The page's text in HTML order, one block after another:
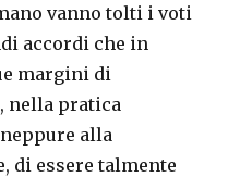
vanno tolti i voti
accordi che in
margini di
nella pratica
alla
di essere talmente